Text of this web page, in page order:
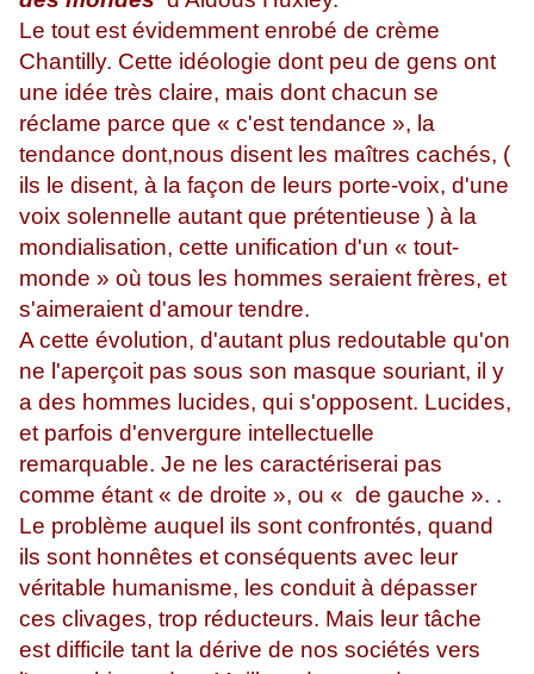
Le tout est évidemment enrobé de crème
Chantilly. Cette idéologie dont peu de gens ont
une idée très claire, mais dont chacun se
réclame parce que « c'est tendance », la
tendance dont,nous disent les maîtres cachés, (
ils le disent, à la façon de leurs porte-voix, d'une
voix solennelle autant que prétentieuse ) à la
mondialisation, cette unification d'un « tout-
monde » où tous les hommes seraient frères, et
s'aimeraient d'amour tendre.
A cette évolution, d'autant plus redoutable qu'on
ne l'aperçoit pas sous son masque souriant, il y
a des hommes lucides, qui s'opposent. Lucides,
et parfois d'envergure intellectuelle
remarquable. Je ne les caractériserai pas
comme étant « de droite », ou « de gauche ». .
Le problème auquel ils sont confrontés, quand
ils sont honnêtes et conséquents avec leur
véritable humanisme, les conduit à dépasser
ces clivages, trop réducteurs. Mais leur tâche
est difficile tant la dérive de nos sociétés vers